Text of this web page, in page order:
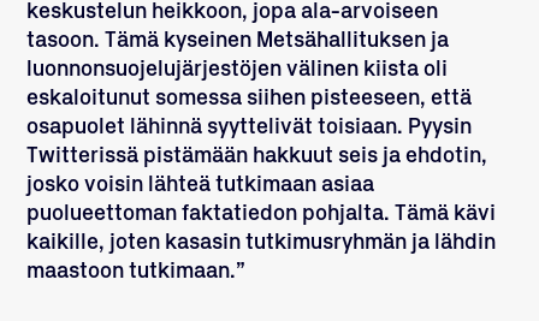
keskustelun heikkoon, jopa ala-arvoiseen
tasoon. Tämä kyseinen Metsähallituksen ja
luonnonsuojelujärjestöjen välinen kiista oli
eskaloitunut somessa siihen pisteeseen, että
osapuolet lähinnä syyttelivät toisiaan. Pyysin
Twitterissä pistämään hakkuut seis ja ehdotin,
josko voisin lähteä tutkimaan asiaa
puolueettoman faktatiedon pohjalta. Tämä kävi
kaikille, joten kasasin tutkimusryhmän ja lähdin
maastoon tutkimaan.”